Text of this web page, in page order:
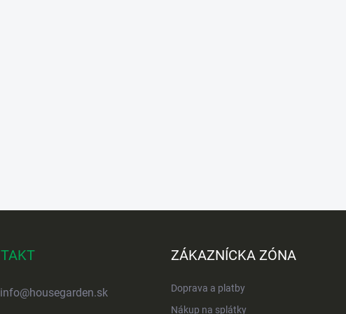
info@housegarden.sk
ZÁKAZNÍCKA ZÓNA
Doprava a platby
Nákup na splátky